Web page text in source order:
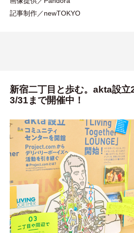
記事制作／newTOKYO
新宿二丁目と歩む。akta設立
3/31まで開催中！